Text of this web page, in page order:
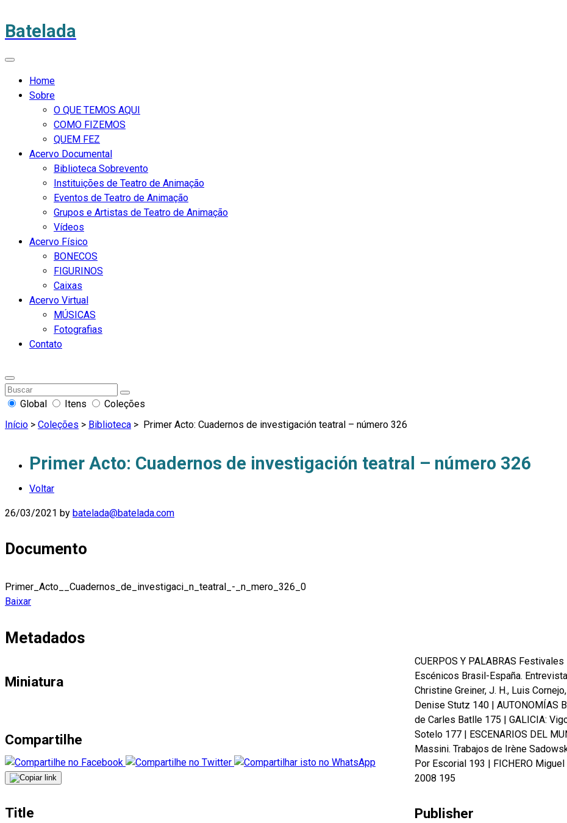
Batelada
Home
Sobre
O QUE TEMOS AQUI
COMO FIZEMOS
QUEM FEZ
Acervo Documental
Biblioteca Sobrevento
Instituições de Teatro de Animação
Eventos de Teatro de Animação
Grupos e Artistas de Teatro de Animação
Vídeos
Acervo Físico
BONECOS
FIGURINOS
Caixas
Acervo Virtual
MÚSICAS
Fotografias
Contato
Global Itens
Coleções
Início > Coleções > Biblioteca > Primer Acto: Cuadernos de investigación teatral – número 326
Primer Acto: Cuadernos de investigación teatral – número 326
Voltar
26/03/2021 by batelada@batelada.com
Documento
Primer_Acto__Cuadernos_de_investigaci_n_teatral_-_n_mero_326_0
Baixar
Metadados
Miniatura
Compartilhe
Title
CUERPOS Y PALABRAS
Escénicos Brasil-España.
Christine Greiner, J. H., Luis
Denise Stutz 140 | AUTONOMÍAS
de Carles Batlle 175 | GALICIA:
Sotelo 177 | ESCENARIOS DEL
Massini. Trabajos de Irène
Por Escorial 193 | FICHERO
2008 195
Publisher